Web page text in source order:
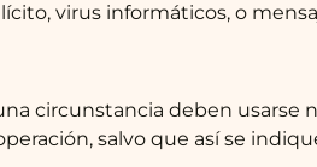
virus informáticos, o
circunstancia deben usarse
salvo que así se